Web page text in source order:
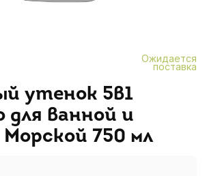
Ожидается
поставка
утенок 5в1
для ванной и
750 мл